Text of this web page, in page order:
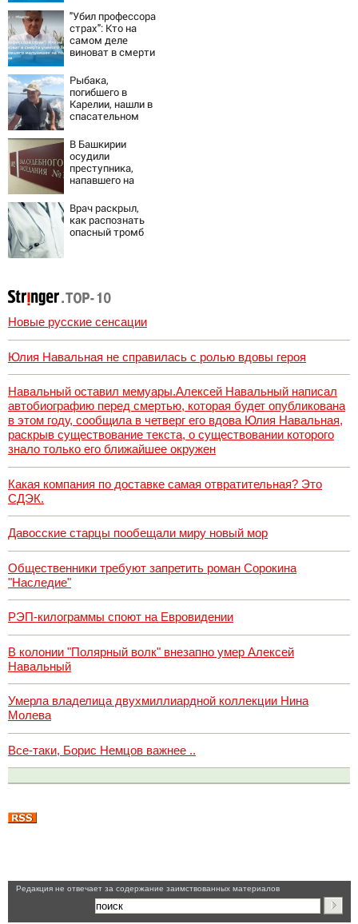
шокирующих
фактов, новые
подробности
"Убил профессора
страх": Кто на
самом деле
виноват в смерти
остановившего
мальчишек на
поле с горохом
Рыбака,
погибшего в
Карелии, нашли в
спасательном
В Башкирии
осудили
преступника,
напавшего на
застолья
Врач раскрыл,
как распознать
опасный тромб
Новые русские сенсации
Юлия Навальная не справилась с ролью вдовы героя
Навальный оставил мемуары.Алексей Навальный написал
автобиографию перед смертью, которая будет опубликована
в этом году, сообщила в четверг его вдова Юлия Навальная,
раскрыв существование текста, о существовании которого
знало только его ближайшее окружен
Какая компания по доставке самая отвратительная? Это
СДЭК.
Давосские старцы пообещали миру новый мор
Общественники требуют запретить роман Сорокина
"Наследие"
РЭП-килограммы споют на Евровидении
В колонии "Полярный волк" внезапно умер Алексей
Навальный
Умерла владелица двухмиллиардной коллекции Нина
Молева
Все-таки, Борис Немцов важнее ..
Pедакция не отвечает за содержание заимствованных материалов